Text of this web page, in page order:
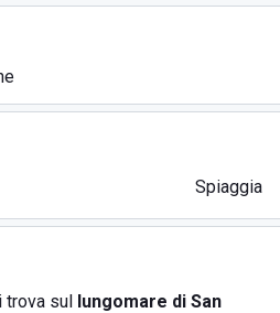
Spiaggia
trova sul lungomare di San